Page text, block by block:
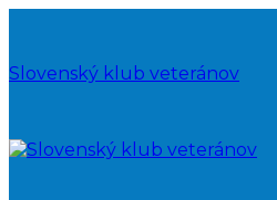
Slovenský klub veteránov